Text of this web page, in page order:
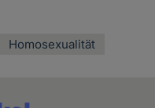
Homosexualität